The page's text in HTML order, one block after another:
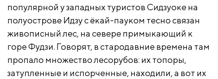
популярной у западных туристов Сидзуоке на
полуострове Идзу с ёкай-пауком тесно связан
живописный лес, на севере примыкающий к
горе Фудзи. Говорят, в стародавние времена там
пропало множество лесорубов: их топоры,
затупленные и испорченные, находили, а вот их